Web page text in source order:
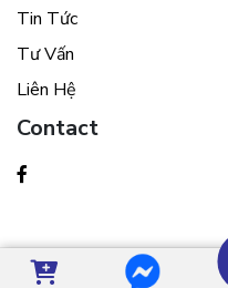
Tin Tức
Tư Vấn
Liên Hệ
Contact